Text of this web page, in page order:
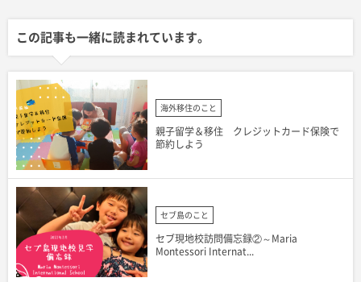
この記事も一緒に読まれています。
海外移住のこと
親子留学＆移住 クレジットカード保険で
節約しよう
セブ島のこと
セブ現地校訪問備忘録②～Maria
Montessori Internat...